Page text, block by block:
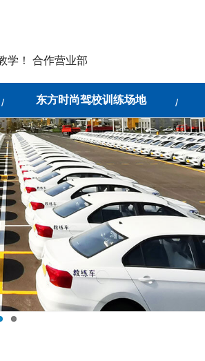
学！ 合作营业部
东方时尚驾校训练场地